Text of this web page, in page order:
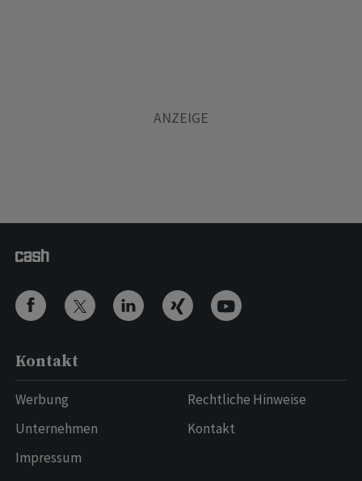
Kontakt
Werbung
Unternehmen
Impressum
Rechtliche Hinweise
Kontakt